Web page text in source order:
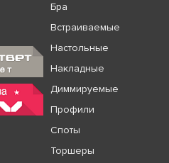
Бра
Встраиваемые
Настольные
Накладные
Диммируемые
Профили
Споты
Торшеры